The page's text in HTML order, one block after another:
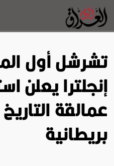
تشرشل أول
إنجلترا يعلن
عمالقة
بريطانية